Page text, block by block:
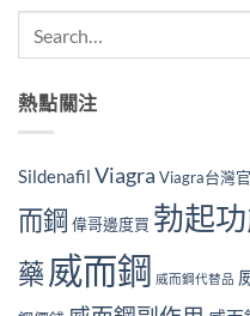
熱點關注
Sildenafil Viagra Viagra台灣
而鋼 偉哥邊度買 勃起
藥 威而鋼 威而鋼代替品